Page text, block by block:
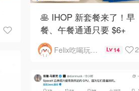
🥞 IHOP 新套餐来了！早
餐、午餐通通只要 $6+
Felix吃喝玩乐不破产 14 2